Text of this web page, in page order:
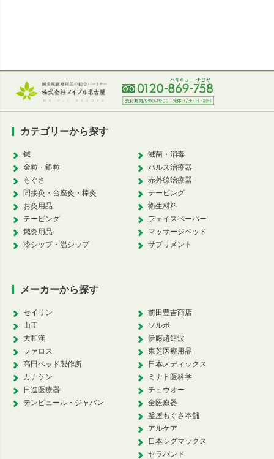
カテゴリーから探す
鍼
金粒・銀粒
もぐさ
間接灸・台座灸・棒灸
お灸用品
テーピング
鍼灸用品
冷シップ・温シップ
滅菌・消毒
パルス治療器
赤外線治療器
テーピング
衛生材料
フェイスペーパー
マッサージベッド
サプリメント
メーカーから探す
セイリン
山正
大和漢
ファロス
高田ベッド製作所
カナケン
日進医療器
テンピュール・ジャパン
前田豊吉商店
ソルボ
伊藤超短波
東芝医療用品
日本メディックス
ミナト医科学
チュウオー
全医療器
釜屋もぐさ本舗
アルケア
日本シグマックス
セラバンド